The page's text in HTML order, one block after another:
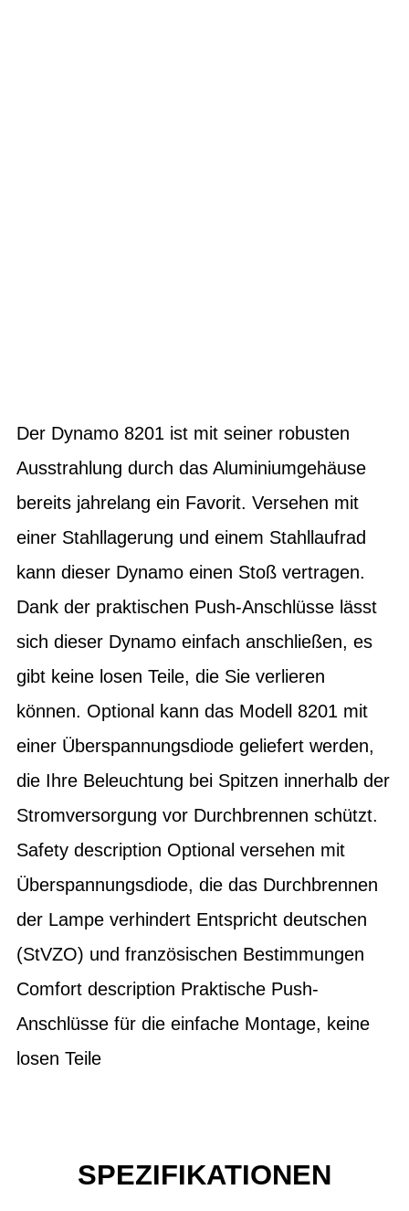
Der Dynamo 8201 ist mit seiner robusten
Ausstrahlung durch das Aluminiumgehäuse
bereits jahrelang ein Favorit. Versehen mit
einer Stahllagerung und einem Stahllaufrad
kann dieser Dynamo einen Stoß vertragen.
Dank der praktischen Push-Anschlüsse lässt
sich dieser Dynamo einfach anschließen, es
gibt keine losen Teile, die Sie verlieren
können. Optional kann das Modell 8201 mit
einer Überspannungsdiode geliefert werden,
die Ihre Beleuchtung bei Spitzen innerhalb der
Stromversorgung vor Durchbrennen schützt.
Safety description Optional versehen mit
Überspannungsdiode, die das Durchbrennen
der Lampe verhindert Entspricht deutschen
(StVZO) und französischen Bestimmungen
Comfort description Praktische Push-
Anschlüsse für die einfache Montage, keine
losen Teile
SPEZIFIKATIONEN